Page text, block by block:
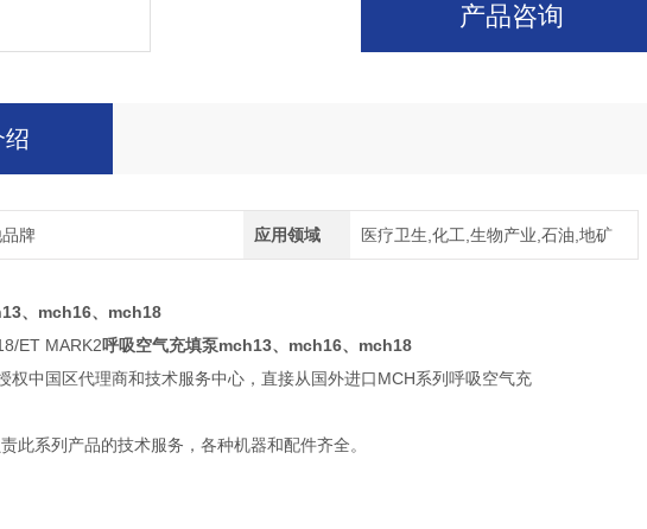
产品咨询
绍
牌 应用领域 医疗卫生,化工,生物产业,石油,地矿
、mch16、mch18
ET MARK2呼吸空气充填泵mch13、mch16、mch18
权中国区代理商和技术服务中心，直接从国外进口MCH系列呼吸空气充
此系列产品的技术服务，各种机器和配件齐全。